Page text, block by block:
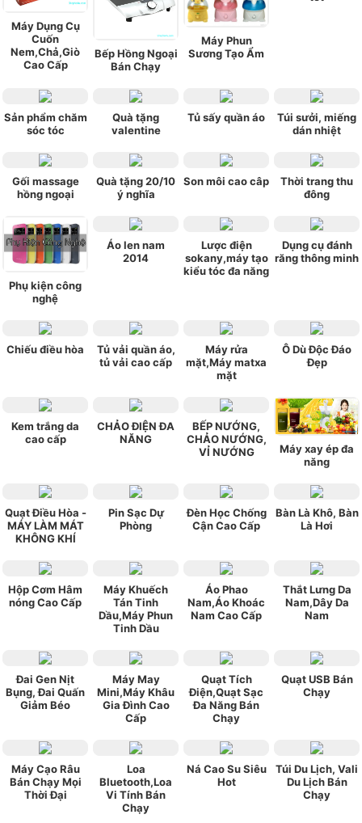
Máy Dụng Cụ
Cuốn
Nem,Chả,Giò
Cao Cấp
Bếp Hồng Ngoại
Bán Chạy
Máy Phun
Sương Tạo Ẩm
Sản phẩm chăm
sóc tóc
Quà tặng
valentine
Tủ sấy quần áo
Túi sưởi, miếng
dán nhiệt
Gối massage
hồng ngoại
Quà tặng 20/10
ý nghĩa
Son môi cao câp
Thời trang thu
đông
Phụ kiện công
nghệ
Áo len nam
2014
Lược điện
sokany,máy tạo
kiểu tóc đa năng
Dụng cụ đánh
răng thông minh
Chiếu điều hòa
Tủ vải quần áo,
tủ vải cao cấp
Máy rửa
mặt,Máy matxa
mặt
Ô Dù Độc Đáo
Đẹp
Kem trắng da
cao cấp
CHẢO ĐIỆN ĐA
NĂNG
BẾP NƯỚNG,
CHẢO NƯỚNG,
VỈ NƯỚNG
Máy xay ép đa
năng
Quạt Điều Hòa -
MÁY LÀM MÁT
KHÔNG KHÍ
Pin Sạc Dự
Phòng
Đèn Học Chống
Cận Cao Cấp
Bàn Là Khô, Bàn
Là Hơi
Hộp Cơm Hâm
nóng Cao Cấp
Máy Khuếch
Tán Tinh
Dầu,Máy Phun
Tinh Dầu
Áo Phao
Nam,Áo Khoác
Nam Cao Cấp
Thắt Lưng Da
Nam,Dây Da
Nam
Đai Gen Nịt
Bụng, Đai Quấn
Giảm Béo
Máy May
Mini,Máy Khâu
Gia Đình Cao
Cấp
Quạt Tích
Điện,Quạt Sạc
Đa Năng Bán
Chạy
Quạt USB Bán
Chạy
Máy Cạo Râu
Bán Chạy Mọi
Thời Đại
Loa
Bluetooth,Loa
Vi Tính Bán
Chạy
Ná Cao Su Siêu
Hot
Túi Du Lịch, Vali
Du Lịch Bán
Chạy